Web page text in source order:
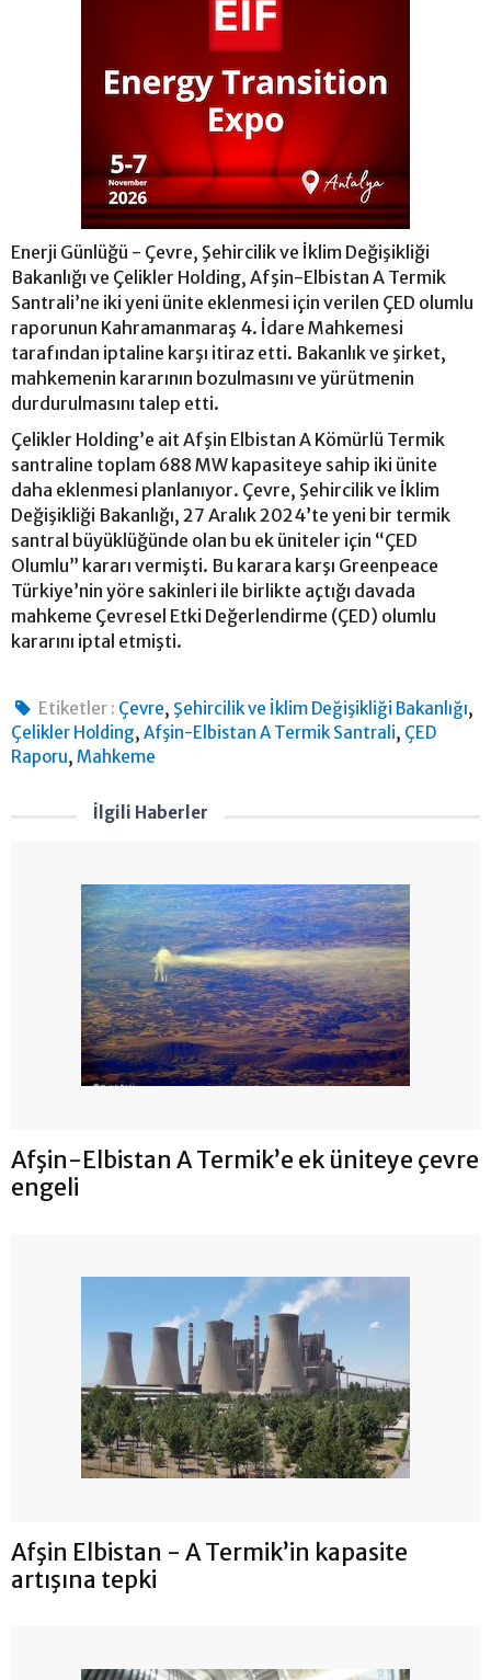
Enerji Günlüğü - Çevre, Şehircilik ve İklim Değişikliği
Bakanlığı ve Çelikler Holding, Afşin-Elbistan A Termik
Santrali’ne iki yeni ünite eklenmesi için verilen ÇED olumlu
raporunun Kahramanmaraş 4. İdare Mahkemesi
tarafından iptaline karşı itiraz etti. Bakanlık ve şirket,
mahkemenin kararının bozulmasını ve yürütmenin
durdurulmasını talep etti.
Çelikler Holding’e ait Afşin Elbistan A Kömürlü Termik
santraline toplam 688 MW kapasiteye sahip iki ünite
daha eklenmesi planlanıyor. Çevre, Şehircilik ve İklim
Değişikliği Bakanlığı, 27 Aralık 2024’te yeni bir termik
santral büyüklüğünde olan bu ek üniteler için “ÇED
Olumlu” kararı vermişti. Bu karara karşı Greenpeace
Türkiye’nin yöre sakinleri ile birlikte açtığı davada
mahkeme Çevresel Etki Değerlendirme (ÇED) olumlu
kararını iptal etmişti.
Etiketler : Çevre, Şehircilik ve İklim Değişikliği Bakanlığı,
Çelikler Holding, Afşin-Elbistan A Termik Santrali, ÇED
Raporu, Mahkeme
İlgili Haberler
Afşin-Elbistan A Termik’e ek üniteye çevre
engeli
Afşin Elbistan - A Termik’in kapasite
artışına tepki